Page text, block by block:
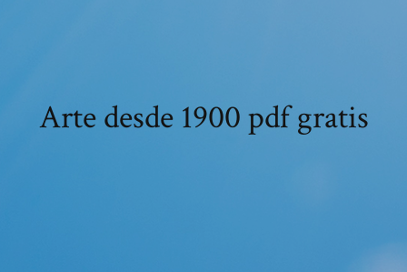
Arte desde 1900 pdf gratis